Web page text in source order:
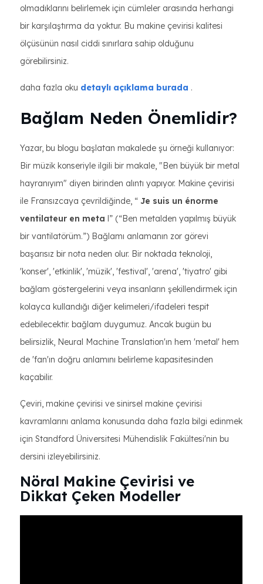
olmadıklarını belirlemek için cümleler arasında herhangi
bir karşılaştırma da yoktur. Bu makine çevirisi kalitesi
ölçüsünün nasıl ciddi sınırlara sahip olduğunu
görebilirsiniz.
daha fazla oku detaylı açıklama burada .
Bağlam Neden Önemlidir?
Yazar, bu blogu başlatan makalede şu örneği kullanıyor:
Bir müzik konseriyle ilgili bir makale, "Ben büyük bir metal
hayranıyım" diyen birinden alıntı yapıyor. Makine çevirisi
ile Fransızcaya çevrildiğinde, “ Je suis un énorme
ventilateur en meta l” (“Ben metalden yapılmış büyük
bir vantilatörüm.”) Bağlamı anlamanın zor görevi
başarısız bir nota neden olur. Bir noktada teknoloji,
'konser', 'etkinlik', 'müzik', 'festival', 'arena', 'tiyatro' gibi
bağlam göstergelerini veya insanların şekillendirmek için
kolayca kullandığı diğer kelimeleri/ifadeleri tespit
edebilecektir. bağlam duygumuz. Ancak bugün bu
belirsizlik, Neural Machine Translation'ın hem 'metal' hem
de 'fan'ın doğru anlamını belirleme kapasitesinden
kaçabilir.
Çeviri, makine çevirisi ve sinirsel makine çevirisi
kavramlarını anlama konusunda daha fazla bilgi edinmek
için Standford Üniversitesi Mühendislik Fakültesi'nin bu
dersini izleyebilirsiniz.
Nöral Makine Çevirisi ve
Dikkat Çeken Modeller